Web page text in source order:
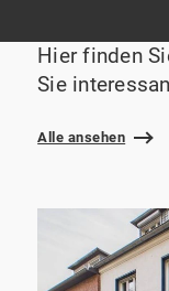
Hier finden
Sie
Alle ansehen